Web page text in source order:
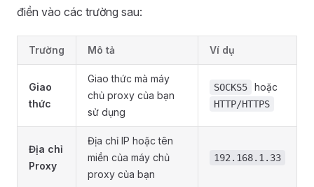
điền vào các trường sau:
Trường Mô tả Ví dụ
Giao
thức
Giao thức mà máy
chủ proxy của bạn
sử dụng
SOCKS5 hoặc
HTTP/HTTPS
Địa chỉ
Proxy
Địa chỉ IP hoặc tên
miền của máy chủ
proxy của bạn
192.168.1.33